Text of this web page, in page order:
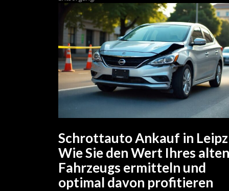
Schrottauto Ankauf in
Wie Sie den Wert Ihres alten
Fahrzeugs ermitteln und
optimal davon profitieren